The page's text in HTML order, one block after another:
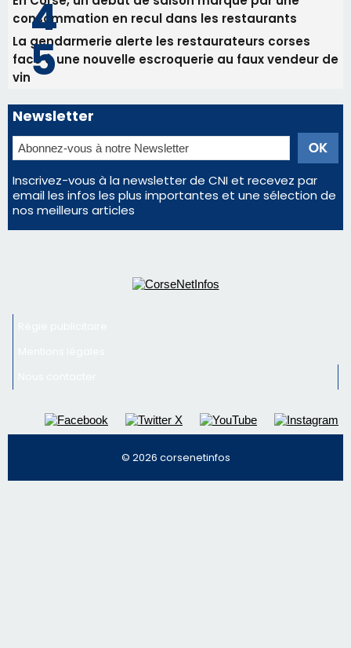
Inscrivez-vous à la newsletter de CNI et recevez par
email les infos les plus importantes et une sélection de
nos meilleurs articles
Régie publicitaire
Mentions légales
Nous contacter